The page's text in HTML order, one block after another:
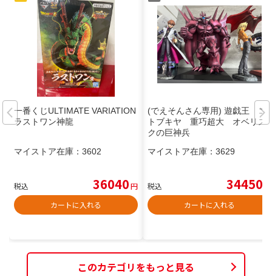
一番くじULTIMATE VARIATION
ラストワン神龍
マイストア在庫： 3602
税込 36040円
カートに入れる
(でえそんさん専用) 遊戯王 コ
トブキヤ 重巧超大 オベリス
クの巨神兵
マイストア在庫： 3629
税込 34450
カートに入れる
このカテゴリをもっと見る